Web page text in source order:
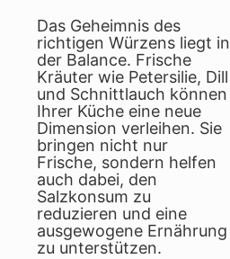
Das Geheimnis des
richtigen Würzens liegt in
der Balance. Frische
Kräuter wie Petersilie, Dill
und Schnittlauch können
Ihrer Küche eine neue
Dimension verleihen. Sie
bringen nicht nur
Frische, sondern helfen
auch dabei, den
Salzkonsum zu
reduzieren und eine
ausgewogene Ernährung
zu unterstützen.